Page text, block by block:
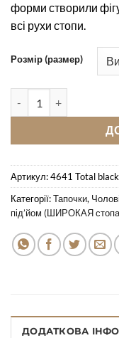
форми створили
всі рухи стопи.
Розмір (размер)
Артикул:4641 Total black
Категорії:Тапочки,
під’йом (ШИРОКАЯ
ДОДАТКОВА